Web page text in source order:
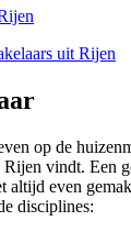
uit Rijen
op de
vindt. Een
altijd even
disciplines: